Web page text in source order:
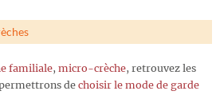
familiale, micro-crèche, retrouvez les
de choisir le mode de garde